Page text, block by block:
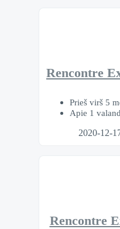
Rencontre
Prieš virš 5
Apie 1
2020-12-
Rencontre